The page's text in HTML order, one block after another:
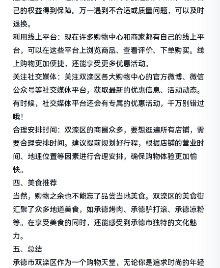
己的权益得到保障。万一遇到不合适或质量问题，可以及时
退换。
利用线上平台：现在许多购物中心和商家都有自己的线上平
台，可以在这些平台上浏览商品、查看评价、下单购买。线
上购物更加便捷，还能享受更多优惠活动。
关注社交媒体：关注双滦区各大购物中心的官方微博、微信
公众号等社交媒体平台，获取最新的优惠信息、活动动态。
有时候，社交媒体平台还会有专属的优惠活动，千万别错过
哦！
合理安排时间：双滦区的商圈众多，要想逛遍所有店铺，需
要合理安排时间。建议提前规划好行程，根据店铺的营业时
间、地理位置等因素进行合理安排，确保购物体验更加愉
快。
四、美食推荐
当然，购物之余也不能忘了品尝当地美食。双滦区的美食街
汇聚了众多地道美食，如承德烤肉、承德驴打滚、承德凉粉
等。在享受美食的同时，还能感受到承德市独特的文化魅
力。
五、总结
承德市双滦区作为一个购物天堂，无论你是追求时尚的年轻